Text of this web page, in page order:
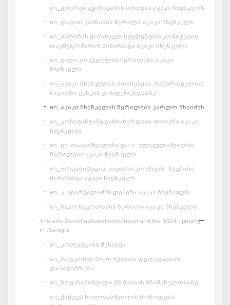
en_გიორგი კვინიტაძის თხოვნა აკაკი ჩხენკელს
en_დავით ვაჩნაძის წერილი აკაკი ჩხენკელს
en_პარიზის ქართველ სტუდენტთა კომიტეტის
თავმჯდომარის მიმართვა აკაკი ჩხენკელს
en_ვალიკო ჯუღელის წერილები აკაკი
ჩხენკელს
en_აკაკი ჩხენკელის მოხსენება „საქართველოს
საკითხი გენუის კონფერენციაზე“
en_აკაკი ჩხენკელის წერილები კარლო ჩხეიძეს
en_კონსტანტინე გამსახურდიას თხოვნა აკაკი
ჩხენკელს
en_ექ. თაყაიშვილისა და ი. ელიგულაშვილის
წერილები აკაკი ჩხენკელს
en_ორგანიზაცია „თეთრი გიორგის“ წევრთა
მიმართვა აკაკი ჩხენკელს
en_კ. გვარჯალაძის დეპეშა აკაკი ჩხენკელს
en_ნიკო ნიკოლაძის წერილი აკაკი ჩხენკელს
The anti-Soviet national movement and the 1924 uprising
in Georgia
en_კოლექციის შესახებ
en_რევკომის მიერ მუშათა დელეგაციის
დაპატიმრება
en_ნოე რამიშვილი 26 მაისის მნიშვნელობაზე
en_ქაქუცა ჩოლოყაშვილის მოწოდება